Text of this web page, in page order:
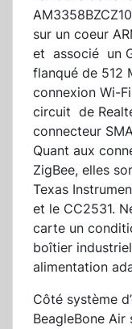
sur un coeur
et associé un
flanqué de 512
connexion Wi-
circuit de
connecteur
Quant aux
ZigBee, elles
Texas
et le CC2531.
carte un
boîtier
alimentation
Côté système
BeagleBone